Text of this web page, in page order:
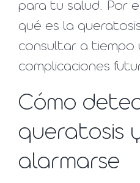
para tu salud. Por
qué es la
consultar a tiempo
complicaciones
Cómo
queratosis
alarmarse